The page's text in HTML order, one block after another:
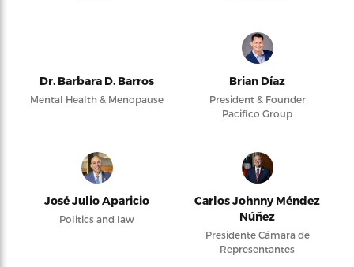
Dr. Barbara D. Barros
Mental Health & Menopause
Brian Díaz
President & Founder
Pacifico Group
José Julio Aparicio
Politics and law
Carlos Johnny Méndez
Núñez
Presidente Cámara de
Representantes